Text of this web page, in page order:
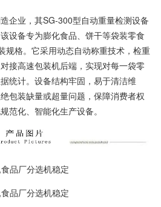
企业，其SG-300型自动重量检测设备
设备专为膨化食品、饼干等袋装零食
规格。它采用动态自动称重技术，检重
接高速包装机后端，实现对每一袋零
统计。设备结构牢固，易于清洁维
包装缺量或超量问题，保障消费者权
范化、智能化生产设备。